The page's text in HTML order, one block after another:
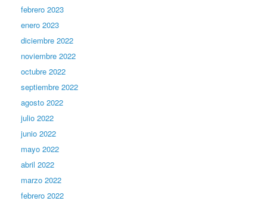
febrero 2023
enero 2023
diciembre 2022
noviembre 2022
octubre 2022
septiembre 2022
agosto 2022
julio 2022
junio 2022
mayo 2022
abril 2022
marzo 2022
febrero 2022